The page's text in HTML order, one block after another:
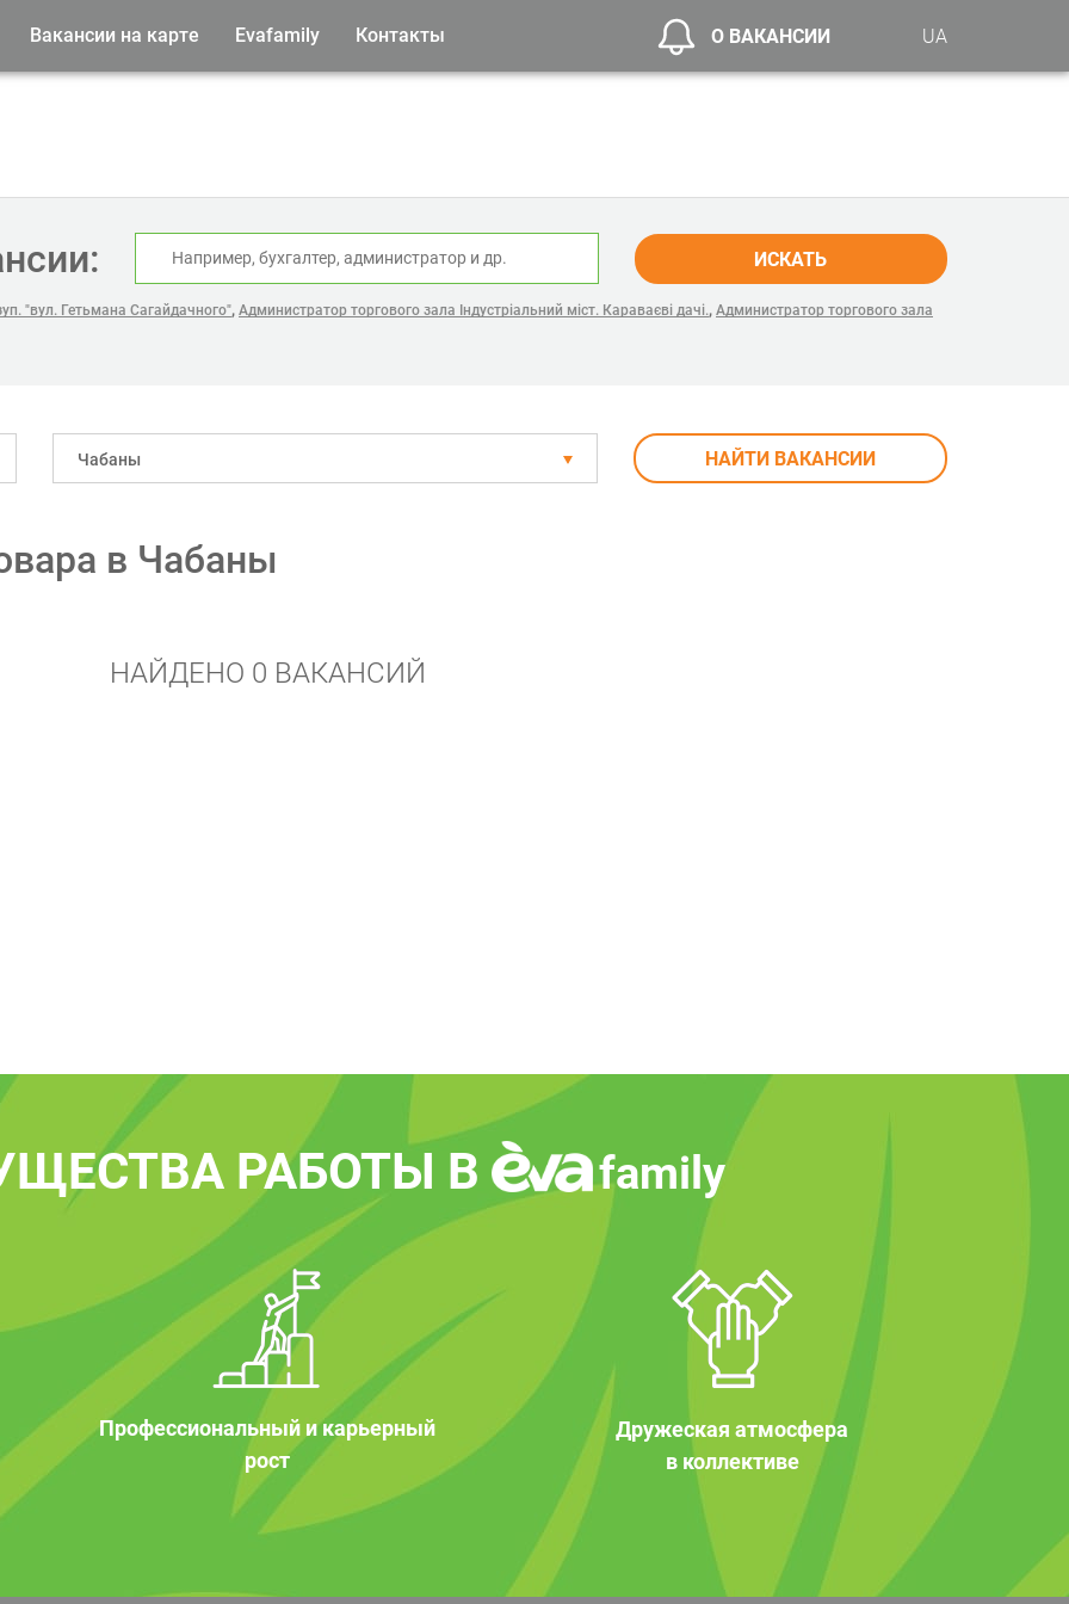
Вакансии на карте Evafamily Контакты О ВАКАНСИИ UA
ИСКАТЬ
"вул. Гетьмана Сагайдачного", Администратор торгового зала Індустріальний міст. Караваєві дачі., Администратор торгового зала
Чабаны НАЙТИ ВАКАНСИИ
в Чабаны
НАЙДЕНО 0 ВАКАНСИЙ
РАБОТЫ В family
Профессиональный и карьерный
рост
Дружеская атмосфера
в коллективе